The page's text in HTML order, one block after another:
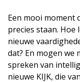
Een mooi moment
precies staan.
nieuwe
dat? En mogen we
spreken van
nieuwe KIJK, die